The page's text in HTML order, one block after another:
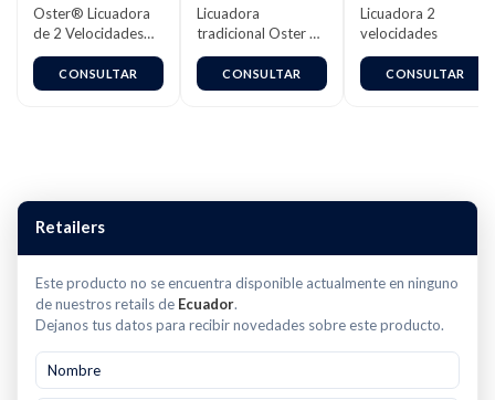
Oster® Licuadora
de 2 Velocidades
más Pulso, con Vaso
de Vidrio
Boroclass®, 1.5 L,
CONSULTAR
Licuadora
tradicional Oster 10
velocidades
4112(127v) / 4172
(220v)
CONSULTAR
Licuadora 2
velocidades
CONSULTAR
Retailers
Este producto no se encuentra disponible actualmente en ninguno
de nuestros retails de Ecuador.
Dejanos tus datos para recibir novedades sobre este producto.